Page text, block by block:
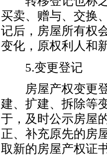
买卖、赠与、交换
记后，房屋所有权
变化，原权利人和
5.变更登记
房屋产权变更登
建、扩建、拆除等
于，及时公示房屋
正、补充原先的房
取新的房屋产权证